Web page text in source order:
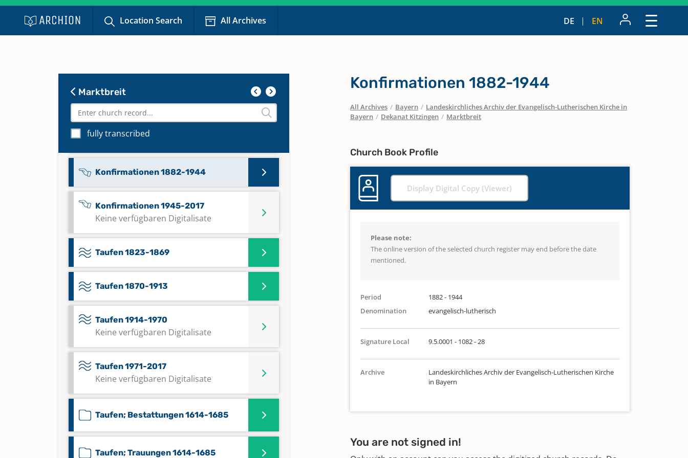
Location Search All Archives DE EN
Marktbreit
fully transcribed
Kircheneintritte; Kirchenaustritte
1919-1942
1987-2017
Keine verfügbaren Digitalisate
Konfirmationen 1831-1881
Konfirmationen 1882-1944
Konfirmationen 1945-2017
Keine verfügbaren Digitalisate
Taufen 1823-1869
Taufen 1870-1913
Taufen 1914-1970
Keine verfügbaren Digitalisate
Taufen 1971-2017
Keine verfügbaren Digitalisate
Taufen; Bestattungen 1614-1685
Taufen; Trauungen 1614-1685
Konfirmationen 1882-1944
All Archives / Bayern / Landeskirchliches Archiv der Evangelisch-Lutherischen Kirche in
Bayern / Dekanat Kitzingen / Marktbreit
Church Book Profile
Display Digital Copy (Viewer)
Please note:
The online version of the selected church register may end before the date
mentioned.
Period
1882 - 1944
Denomination
evangelisch-lutherisch
Signature Local 9.5.0001 - 1082 - 28
Archive
Landeskirchliches Archiv der Evangelisch-Lutherischen Kirche
in Bayern
You are not signed in!